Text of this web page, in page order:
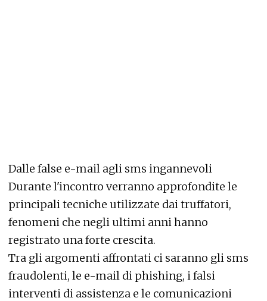
Dalle false e-mail agli sms ingannevoli
Durante l'incontro verranno approfondite le
principali tecniche utilizzate dai truffatori,
fenomeni che negli ultimi anni hanno
registrato una forte crescita.
Tra gli argomenti affrontati ci saranno gli sms
fraudolenti, le e-mail di phishing, i falsi
interventi di assistenza e le comunicazioni